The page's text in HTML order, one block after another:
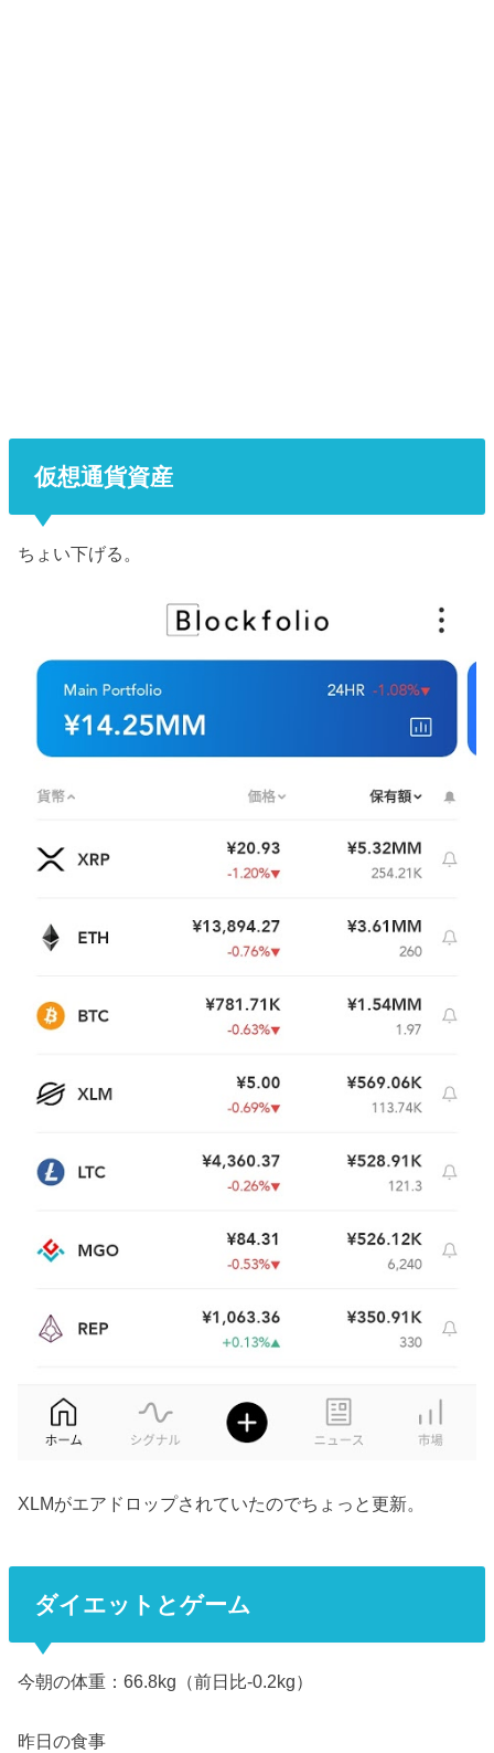
仮想通貨資産
ちょい下げる。
XLMがエアドロップされていたのでちょっと更新。
ダイエットとゲーム
今朝の体重：66.8kg（前日比-0.2kg）
昨日の食事